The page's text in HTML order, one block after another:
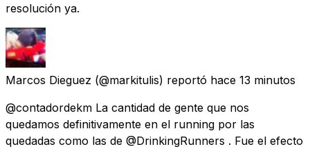
resolución ya.
Marcos Dieguez (@markitulis) reportó hace 13 minutos
@contadordekm La cantidad de gente que nos
quedamos definitivamente en el running por las
quedadas como las de @DrinkingRunners . Fue el efecto